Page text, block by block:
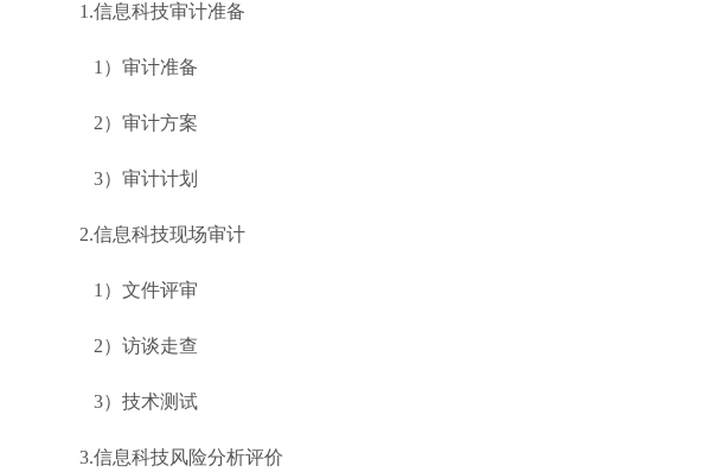
1.信息科技审计准备
1）审计准备
2）审计方案
3）审计计划
2.信息科技现场审计
1）文件评审
2）访谈走查
3）技术测试
3.信息科技风险分析评价